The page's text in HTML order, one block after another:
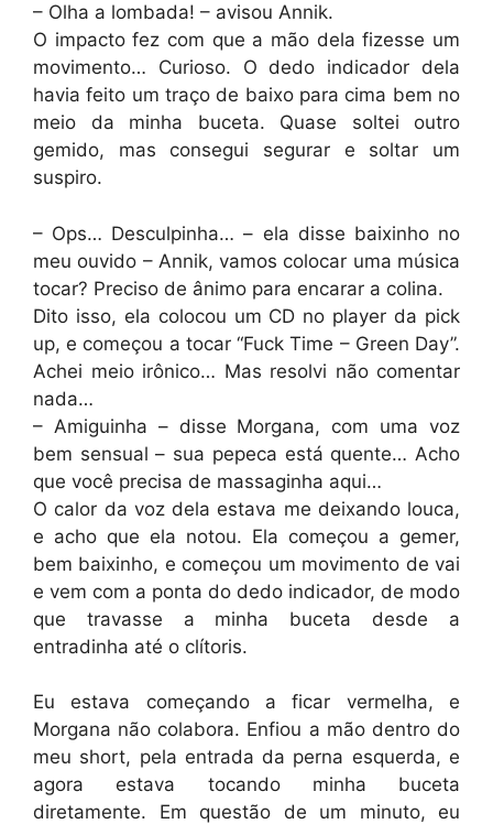
– Olha a lombada! – avisou Annik.
O impacto fez com que a mão dela fizesse um
movimento… Curioso. O dedo indicador dela
havia feito um traço de baixo para cima bem no
meio da minha buceta. Quase soltei outro
gemido, mas consegui segurar e soltar um
suspiro.
– Ops… Desculpinha… – ela disse baixinho no
meu ouvido – Annik, vamos colocar uma música
tocar? Preciso de ânimo para encarar a colina.
Dito isso, ela colocou um CD no player da pick
up, e começou a tocar “Fuck Time – Green Day”.
Achei meio irônico… Mas resolvi não comentar
nada…
– Amiguinha – disse Morgana, com uma voz
bem sensual – sua pepeca está quente… Acho
que você precisa de massaginha aqui…
O calor da voz dela estava me deixando louca,
e acho que ela notou. Ela começou a gemer,
bem baixinho, e começou um movimento de vai
e vem com a ponta do dedo indicador, de modo
que travasse a minha buceta desde a
entradinha até o clítoris.
Eu estava começando a ficar vermelha, e
Morgana não colabora. Enfiou a mão dentro do
meu short, pela entrada da perna esquerda, e
agora estava tocando minha buceta
diretamente. Em questão de um minuto, eu